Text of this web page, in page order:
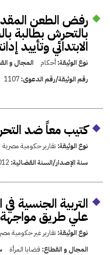
رفض الطعن
بالتحرش بطالبة
الابتدائي وتأييد
نوع الوثيقة:أحكام المجال و
رقم الوثيقة/رقم الدعوى:1107
كتيب معاً ضد
نوع الوثيقة: تقارير حكومية مصرية
سنة الإصدار/السنة القضائية:
التربية الجنسية
علي طريق
نوع الوثيقة: تقارير غير حكومية
المجال و القطاع: قضايا المرأة